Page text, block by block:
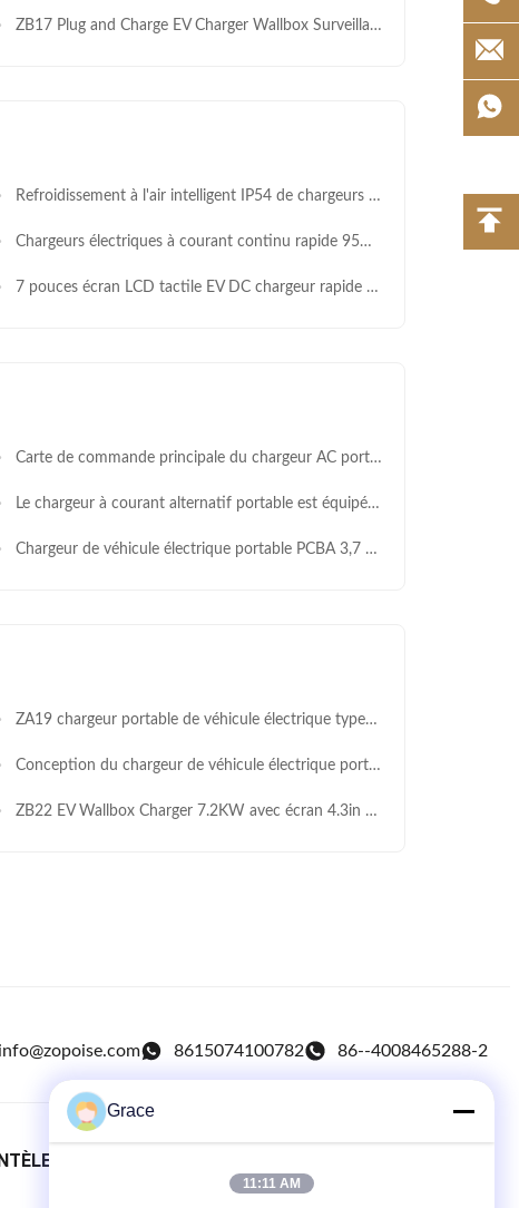
ZB17 Plug and Charge EV Charger Wallbox Surveillance à distance 32A 40A 48A 16A
Refroidissement à l'air intelligent IP54 de chargeurs de C.C EV de ZPS120E avec l'écran tactile de 10,1 pouces
Chargeurs électriques à courant continu rapide 95% d'efficacité énergétique avec écran tactile de 7 pouces OCPP 1.6
7 pouces écran LCD tactile EV DC chargeur rapide de 20 kW à 350 kW ZF04 pour CCS1 CCS2 CHAdeMO GBT
Carte de commande principale du chargeur AC portable Smart Basic – Puissance de sortie de 7 kW, courant de sortie maximum de 32 A, conception standard américaine.
Le chargeur à courant alternatif portable est équipé d'un panneau de commande principal. Plug & Charge / Chargement planifié, détection intelligente multiple, réglage de courant en 4 étapes.
Chargeur de véhicule électrique portable PCBA 3,7 kW 150 kW Détection intelligente
ZA19 chargeur portable de véhicule électrique type1 avec écran LCD de 1,9 pouce 5 mètres câble
Conception du chargeur de véhicule électrique portable ZA17 9KW 40A avec câble 5M/7M/10M
ZB22 EV Wallbox Charger 7.2KW avec écran 4.3in Surveillance en temps réel
info@zopoise.com 8615074100782 86--4008465288-2
Grace
11:11 AM